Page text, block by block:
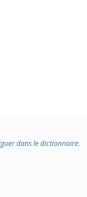
dans le dictionnaire.